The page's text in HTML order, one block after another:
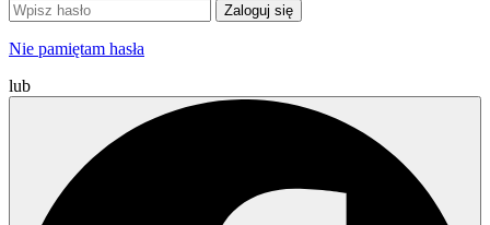
Zaloguj się
Nie pamiętam hasła
lub